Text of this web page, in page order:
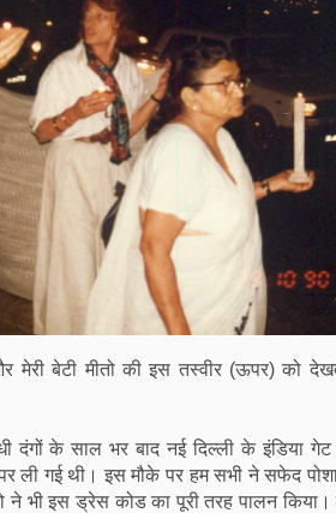
मेरी बेटी मीतो की इस तस्वीर (ऊपर) को
दंगों के साल भर बाद नई दिल्ली के इंडिया
ली गई थी। इस मौके पर हम सभी ने सफेद
इस ड्रेस कोड का पूरी तरह पालन किया।